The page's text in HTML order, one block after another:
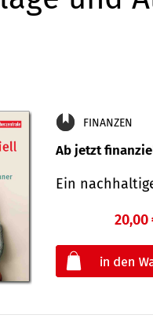
FINANZEN
Ab jetzt
Ein
20,00